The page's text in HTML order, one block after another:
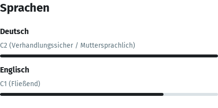
Sprachen
Deutsch
C2 (Verhandlungssicher / Muttersprachlich)
Englisch
C1 (Fließend)